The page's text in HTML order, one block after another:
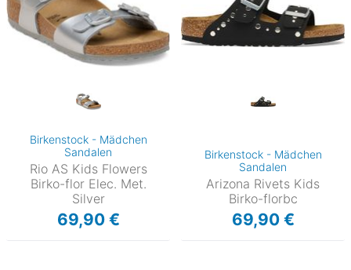
Birkenstock - Mädchen
Sandalen
Rio AS Kids Flowers
Birko-flor Elec. Met.
Silver
69,90 €
Birkenstock - Mädchen
Sandalen
Arizona Rivets Kids
Birko-florbc
69,90 €